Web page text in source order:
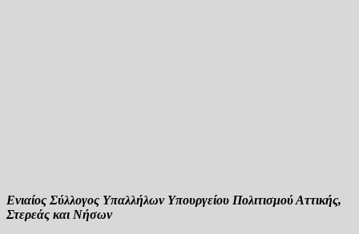
Ενιαίος Σύλλογος Υπαλλήλων Υπουργείου Πολιτισμού Αττικής,
Στερεάς και Νήσων